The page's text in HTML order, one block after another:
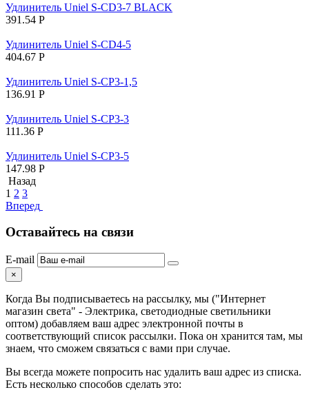
Удлинитель Uniel S-CD3-7 BLACK
391.54 Р
Удлинитель Uniel S-CD4-5
404.67 Р
Удлинитель Uniel S-CP3-1,5
136.91 Р
Удлинитель Uniel S-CP3-3
111.36 Р
Удлинитель Uniel S-CP3-5
147.98 Р
Назад
1 2 3
Вперед
Оставайтесь на связи
E-mail
×
Когда Вы подписываетесь на рассылку, мы ("Интернет
магазин света" - Электрика, светодиодные светильники
оптом) добавляем ваш адрес электронной почты в
соответствующий список рассылки. Пока он хранится там, мы
знаем, что сможем связаться с вами при случае.
Вы всегда можете попросить нас удалить ваш адрес из списка.
Есть несколько способов сделать это: